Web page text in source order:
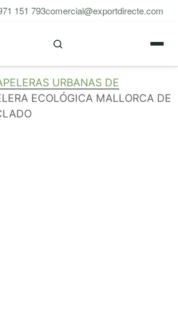
151 793comercial@exportdirecte.com
URBANAS DE
ECOLÓGICA MALLORCA DE